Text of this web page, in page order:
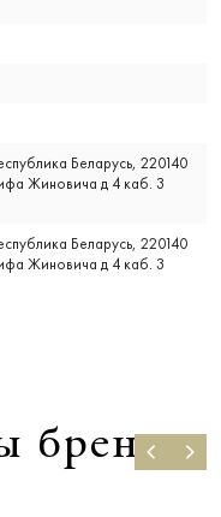
Беларусь, 220140
Жиновича д 4 каб. 3
Беларусь, 220140
Жиновича д 4 каб. 3
бренда